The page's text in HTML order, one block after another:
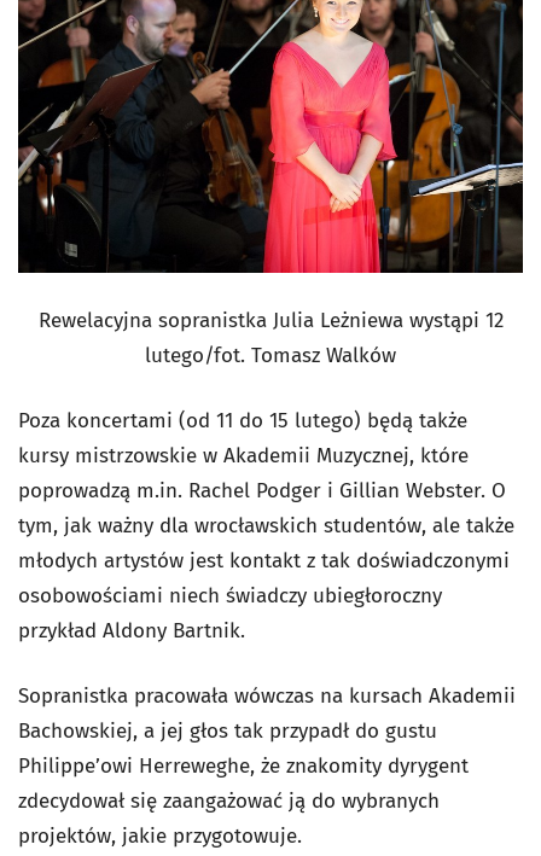
Rewelacyjna sopranistka Julia Leżniewa wystąpi 12
lutego/fot. Tomasz Walków
Poza koncertami (od 11 do 15 lutego) będą także
kursy mistrzowskie w Akademii Muzycznej, które
poprowadzą m.in. Rachel Podger i Gillian Webster. O
tym, jak ważny dla wrocławskich studentów, ale także
młodych artystów jest kontakt z tak doświadczonymi
osobowościami niech świadczy ubiegłoroczny
przykład Aldony Bartnik.
Sopranistka pracowała wówczas na kursach Akademii
Bachowskiej, a jej głos tak przypadł do gustu
Philippe’owi Herreweghe, że znakomity dyrygent
zdecydował się zaangażować ją do wybranych
projektów, jakie przygotowuje.